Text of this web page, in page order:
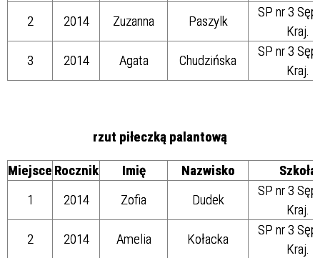
2
2014 Zuzanna Paszylk
SP nr 3
Kraj.
3
2014 Agata Chudzińska
SP nr 3
Kraj.
rzut piłeczką palantową
Miejsce Rocznik Imię Nazwisko
Szkoła
1
2014 Zofia Dudek
SP nr 3
Kraj.
2
2014 Amelia Kołacka
SP nr 3
Kraj.